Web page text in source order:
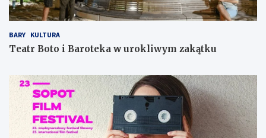
BARY KULTURA
Teatr Boto i Baroteka w urokliwym zakątku